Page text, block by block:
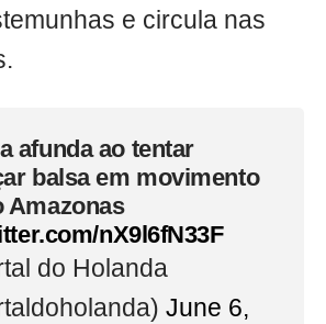
e circula nas
afunda ao tentar
balsa em movimento
Amazonas
nX9l6fN33F
do Holanda
June 6,